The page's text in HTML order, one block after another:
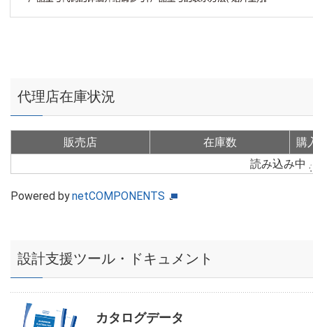
代理店在庫状況
販売店 在庫数
購
読み込み中
Powered bynetCOMPONENTS
設計支援ツール・ドキュメント
カタログデータ